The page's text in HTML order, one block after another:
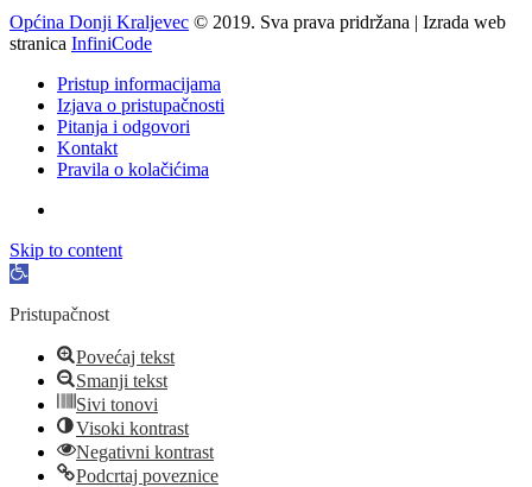
Općina Donji Kraljevec © 2019. Sva prava pridržana | Izrada web
stranica InfiniCode
Pristup informacijama
Izjava o pristupačnosti
Pitanja i odgovori
Kontakt
Pravila o kolačićima
Skip to content
Open
Pristupačnost
Povećaj tekst
Smanji tekst
Sivi tonovi
Visoki kontrast
Negativni kontrast
Podcrtaj poveznice